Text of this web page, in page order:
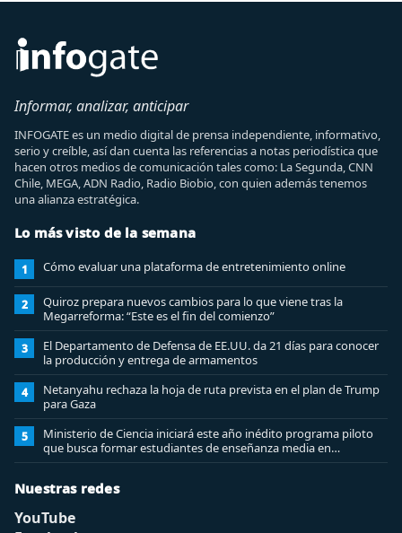
Informar, analizar, anticipar
INFOGATE es un medio digital de prensa independiente, informativo,
serio y creíble, así dan cuenta las referencias a notas periodística que
hacen otros medios de comunicación tales como: La Segunda, CNN
Chile, MEGA, ADN Radio, Radio Biobio, con quien además tenemos
una alianza estratégica.
Lo más visto de la semana
1 Cómo evaluar una plataforma de entretenimiento online
2
Quiroz prepara nuevos cambios para lo que viene tras la
Megarreforma: “Este es el fin del comienzo”
3
El Departamento de Defensa de EE.UU. da 21 días para conocer
la producción y entrega de armamentos
4
Netanyahu rechaza la hoja de ruta prevista en el plan de Trump
para Gaza
5
Ministerio de Ciencia iniciará este año inédito programa piloto
que busca formar estudiantes de enseñanza media en
ciberseguridad
Nuestras redes
YouTube